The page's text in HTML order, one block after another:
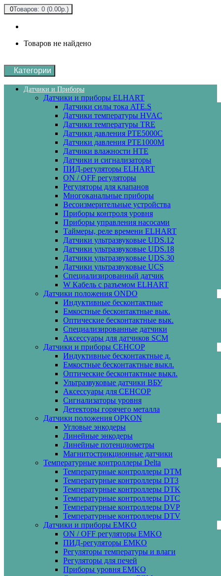
0Товаров: 0 (0.00р.)
Товаров не найдено
Категории
Датчики и Приборы
Датчики и приборы ELHART
Датчики силы тока ATE.S
Датчики температуры HVAC
Датчики температуры ТRE
Датчики давления PTE5000C
Датчики давления РТЕ1000М
Датчики влажности HTE
Датчики и сигнализаторы
ПИД-регуляторы ELHART
ON / OFF регуляторы
Регуляторы для клапанов
Многоканальные приборы
Весоизмерительные устройства
Приборы контроля уровня
Приборы управления насосами
Таймеры, реле времени ELHART
Датчики ультразвуковые UDS.12
Датчики ультразвуковые UDS.18
Датчики ультразвуковые UDS.30
Датчики ультразвуковые UCS
Специализированный датчик
W Кабель с разъемом ELHART
Датчики положения ONDO
Индуктивные бесконтактные
Емкостные бесконтактные вык.
Оптические бесконтактные вык.
Специализированные датчики
Аксессуары для датчиков SCM
Датчики и приборы СЕНСОР
Индуктивные бесконтактные д.
Емкостные бесконтактные выкл.
Оптические бесконтактные выкл.
Ультразвуковые датчики ВБУ
Аксессуары для СЕНСОР
Сигнализаторы уровня
Детекторы горячего металла
Датчики положения OPKON
Угловые энкодеры
Линейные энкодеры
Линейные потенциометры
Магнитострикционные датчики
Температурные контроллеры Delta
Температурные контроллеры DTM
Температурные контроллеры DT3
Температурные контроллеры DTK
Температурные контроллеры DTC
Температурные контроллеры DVP
Температурные контроллеры DTV
Датчики и приборы EMKO
ON / OFF регуляторы EMKO
ПИД-регуляторы EMKO
Регуляторы температуры и влаги
Регуляторы для печей
Приборы уровня EMKO